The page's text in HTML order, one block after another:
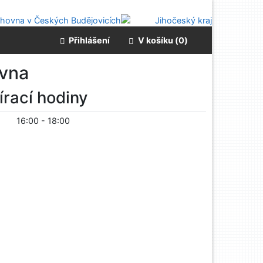
Přihlášení V košíku (0)
hodiny
16:00 - 18:00